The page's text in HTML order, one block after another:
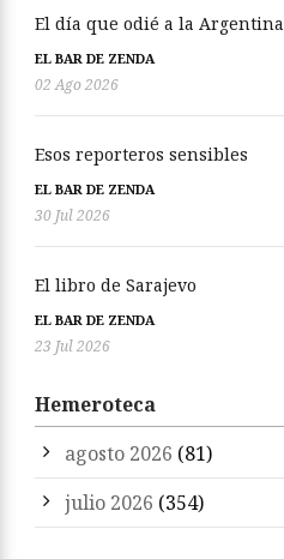
El día que odié a la Argentina
EL BAR DE ZENDA
02 Ago 2026
Esos reporteros sensibles
EL BAR DE ZENDA
30 Jul 2026
El libro de Sarajevo
EL BAR DE ZENDA
23 Jul 2026
Hemeroteca
agosto 2026 (81)
julio 2026 (354)